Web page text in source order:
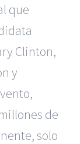
que
Clinton,
y
de
solo